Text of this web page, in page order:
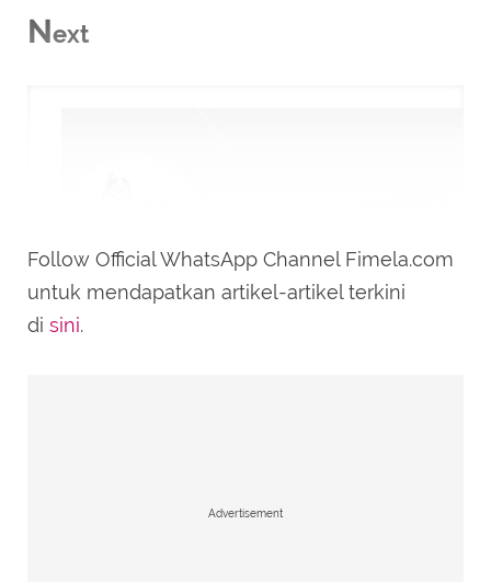
Next
Follow Official WhatsApp Channel Fimela.com
untuk mendapatkan artikel-artikel terkini
di sini.
Advertisement